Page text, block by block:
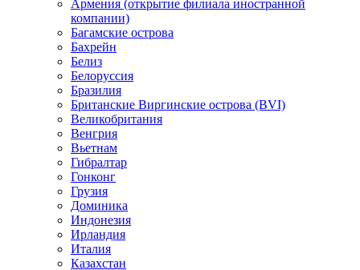
Армения (открытие филиала иностранной
компании)
Багамские острова
Бахрейн
Белиз
Белоруссия
Бразилия
Британские Виргинские острова (BVI)
Великобритания
Венгрия
Вьетнам
Гибралтар
Гонконг
Грузия
Доминика
Индонезия
Ирландия
Италия
Казахстан